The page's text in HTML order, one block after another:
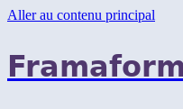
Aller au contenu principal